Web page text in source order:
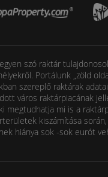
szó raktár
Portálunk „zöld
szereplő raktárak
város raktárpiacának
megtudhatja mi is a
kiszámítása
hiánya sok -sok eurót